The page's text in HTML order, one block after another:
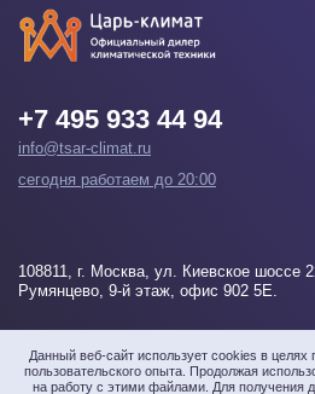
Данный веб-сайт использует cookies в целях
пользовательского опыта. Продолжая
на работу с этими файлами. Для получения
+7 495 933 44 94
info@tsar-climat.ru
сегодня работаем до 20:00
108811, г. Москва, ул. Киевское шоссе
Румянцево, 9-й этаж, офис 902 5Е.
Напишите нам